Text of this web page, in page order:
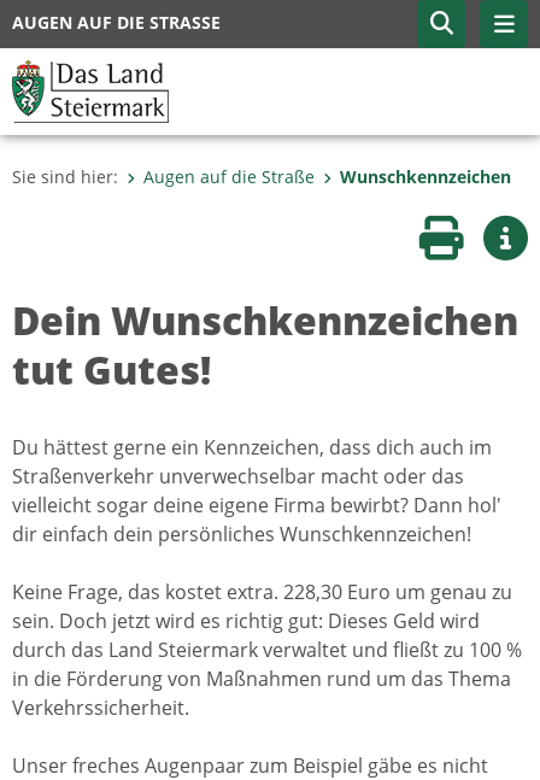
AUGEN AUF DIE STRASSE
Sie sind hier: Augen auf die Straße Wunschkennzeichen
Seite
Dein Wunschkennzeichen
tut Gutes!
Du hättest gerne ein Kennzeichen, dass dich auch im
Straßenverkehr unverwechselbar macht oder das
vielleicht sogar deine eigene Firma bewirbt? Dann hol'
dir einfach dein persönliches Wunschkennzeichen!
Keine Frage, das kostet extra. 228,30 Euro um genau zu
sein. Doch jetzt wird es richtig gut: Dieses Geld wird
durch das Land Steiermark verwaltet und fließt zu 100 %
in die Förderung von Maßnahmen rund um das Thema
Verkehrssicherheit.
Unser freches Augenpaar zum Beispiel gäbe es nicht